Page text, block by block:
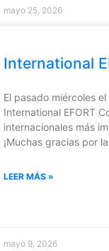
mayo 25, 2026
International
El pasado miércoles
International EFORT
internacionales más
¡Muchas gracias por
LEER MÁS »
mayo 9, 2026